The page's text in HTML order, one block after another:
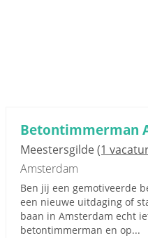
Betontimmerman
Meestersgilde(1
Amsterdam
Ben jij een gemotiveerde
een nieuwe uitdaging of
baan in Amsterdam echt
betontimmerman en op...